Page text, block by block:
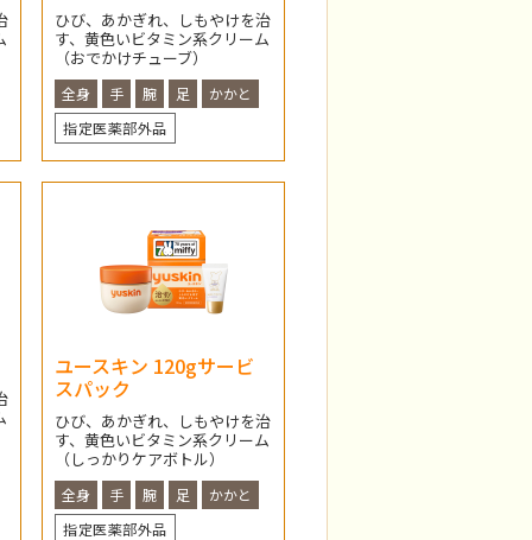
ひび、あかぎれ、しもやけを治
す、黄色いビタミン系クリーム
（おでかけチューブ）
全身 手 腕 足
かかと
指定医薬部外品
ユースキン 120gサービ
スパック
ひび、あかぎれ、しもやけを治
す、黄色いビタミン系クリーム
（しっかりケアボトル）
全身 手 腕 足
かかと
指定医薬部外品